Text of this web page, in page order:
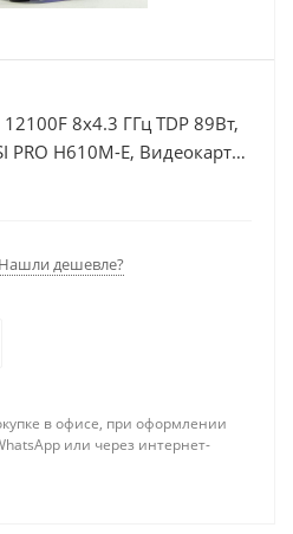
8x4.3 ГГц TDP 89Вт,
PRO H610M-E, Видеокарта
DDR4 8Gb, Диски
Нашли дешевле?
в офисе, при оформлении
или через интернет-